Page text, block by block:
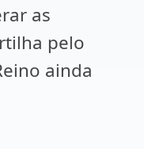
as
pelo
ainda